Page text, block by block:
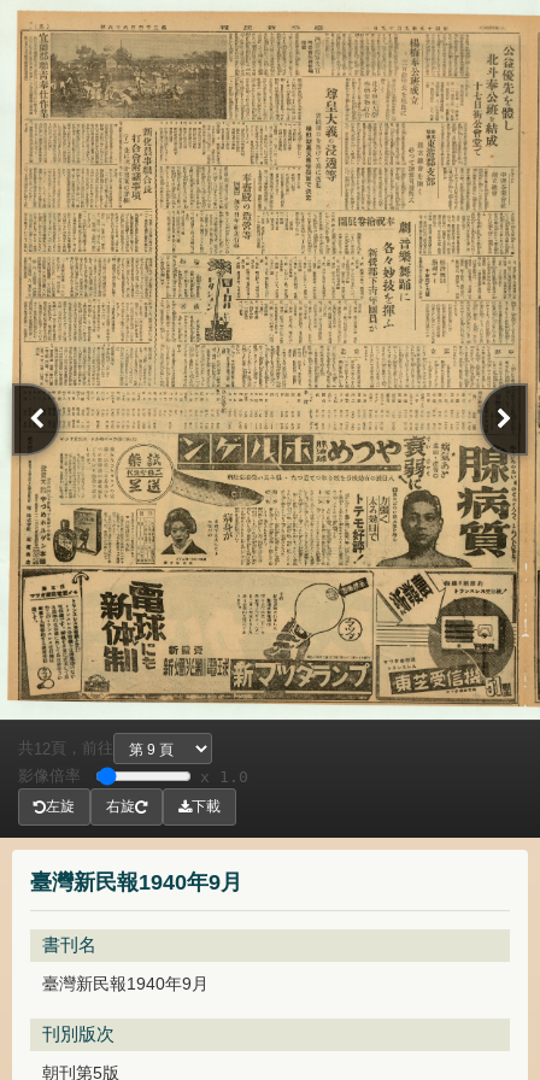
臺灣新民報1940年9月
書刊名
臺灣新民報1940年9月
刊別版次
朝刊第5版
共 12頁， 前往
影像倍率
x 1.0
左旋 右旋 下載